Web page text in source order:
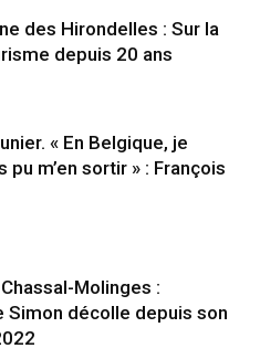
des Hirondelles : Sur la
depuis 20 ans
« En Belgique, je
pu m’en sortir » : François
Molinges :
Simon décolle depuis son